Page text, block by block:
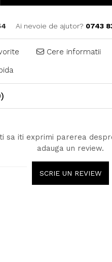
Ai nevoie de ajutor? 0743
Cere informatii
sa iti exprimi parerea
adauga un review.
SCRIE UN REVIEW